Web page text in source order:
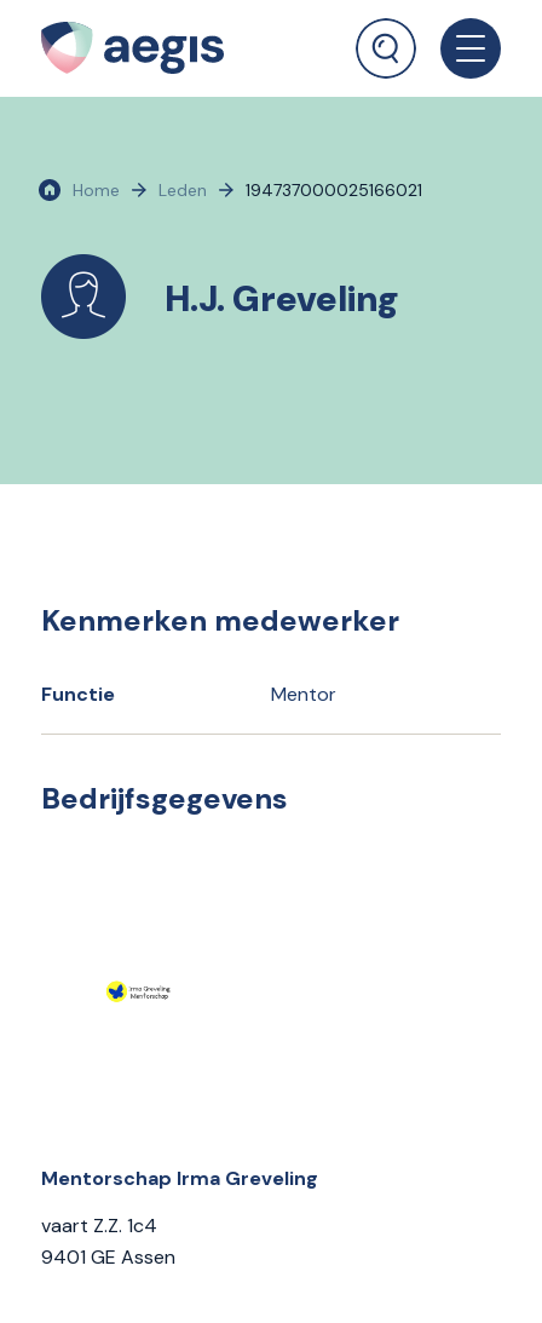
Home Leden 194737000025166021
H.J. Greveling
Kenmerken medewerker
Functie Mentor
Bedrijfsgegevens
Mentorschap Irma Greveling
vaart Z.Z. 1c4
9401 GE Assen